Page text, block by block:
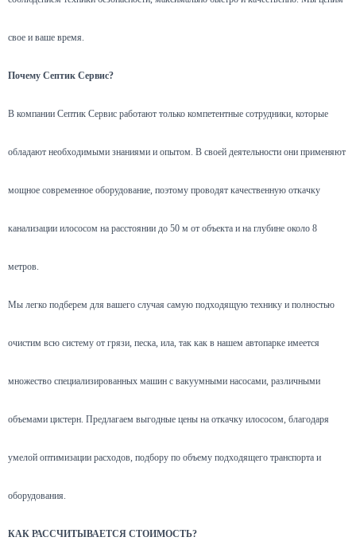
свое и ваше время.
Почему Септик Сервис?
В компании Септик Сервис работают только компетентные сотрудники, которые
обладают необходимыми знаниями и опытом. В своей деятельности они применяют
мощное современное оборудование, поэтому проводят качественную откачку
канализации илососом на расстоянии до 50 м от объекта и на глубине около 8
метров.
Мы легко подберем для вашего случая самую подходящую технику и полностью
очистим всю систему от грязи, песка, ила, так как в нашем автопарке имеется
множество специализированных машин с вакуумными насосами, различными
объемами цистерн. Предлагаем выгодные цены на откачку илососом, благодаря
умелой оптимизации расходов, подбору по объему подходящего транспорта и
оборудования.
КАК РАССЧИТЫВАЕТСЯ СТОИМОСТЬ?